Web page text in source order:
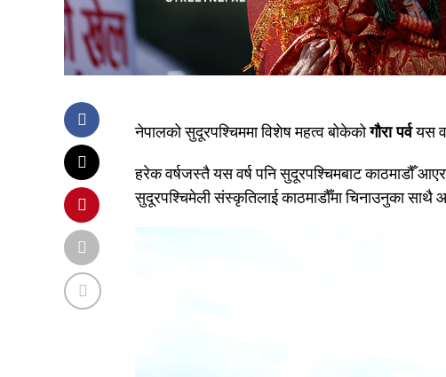
नेपालको सुदूरपश्चिममा विशेष महत्व बोकेकोगौरा पर्वयस
हरेक वर्षजस्तै यस वर्ष पनि सुदूरपश्चिमबाट काठमाडौँ
सुदूरपश्चिमेली संस्कृतिलाई काठमाडौँमा चिनाउनुका साथै